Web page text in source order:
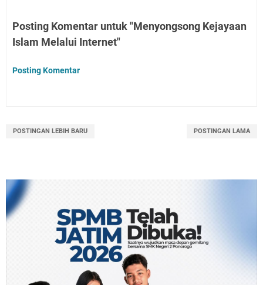
Posting Komentar untuk "Menyongsong Kejayaan
Islam Melalui Internet"
Posting Komentar
POSTINGAN LEBIH BARU POSTINGAN LAMA